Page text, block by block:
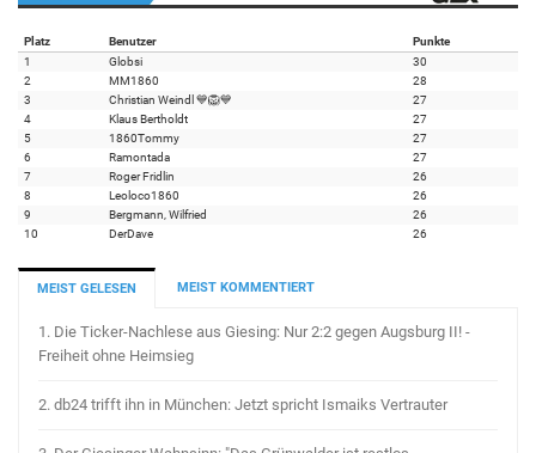
Platz Benutzer
Punkte
1
Globsi
30
2
MM1860
28
3
Christian Weindl 💙🦁💙
27
4
Klaus Bertholdt
27
5
1860Tommy
27
6
Ramontada
27
7
Roger Fridlin
26
8
Leoloco1860
26
9
Bergmann, Wilfried
26
10
DerDave 26
MEIST GELESEN MEIST KOMMENTIERT
1. Die Ticker-Nachlese aus Giesing: Nur 2:2 gegen Augsburg II! -
Freiheit ohne Heimsieg
2. db24 trifft ihn in München: Jetzt spricht Ismaiks Vertrauter